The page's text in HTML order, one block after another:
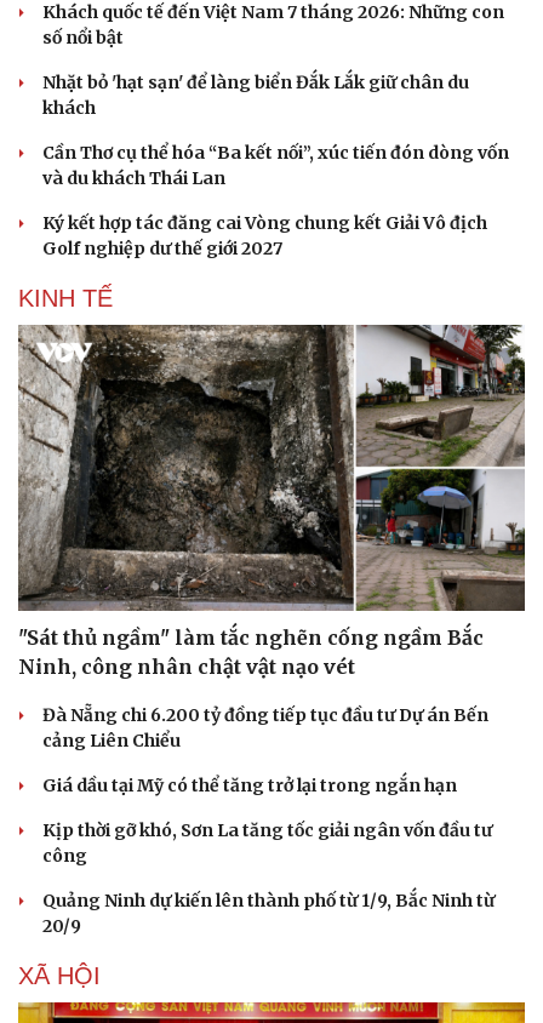
Sức khỏe
Dinh dưỡng - món ngon
Cây thuốc
Nhi khoa
Làm đẹp - giảm cân
Phòng mạch online
Ăn sạch sống khỏe
Đời sống
Nhà đẹp
Khách quốc tế đến Việt Nam 7 tháng 2026: Những con
số nổi bật
Nhặt bỏ 'hạt sạn' để làng biển Đắk Lắk giữ chân du
khách
Cần Thơ cụ thể hóa “Ba kết nối”, xúc tiến đón dòng vốn
và du khách Thái Lan
Ký kết hợp tác đăng cai Vòng chung kết Giải Vô địch
Golf nghiệp dư thế giới 2027
KINH TẾ
"Sát thủ ngầm" làm tắc nghẽn cống ngầm Bắc
Ninh, công nhân chật vật nạo vét
Đà Nẵng chi 6.200 tỷ đồng tiếp tục đầu tư Dự án Bến
cảng Liên Chiểu
Giá dầu tại Mỹ có thể tăng trở lại trong ngắn hạn
Kịp thời gỡ khó, Sơn La tăng tốc giải ngân vốn đầu tư
công
Quảng Ninh dự kiến lên thành phố từ 1/9, Bắc Ninh từ
20/9
XÃ HỘI